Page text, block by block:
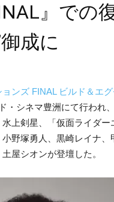
』での
成に
ンズ FINAL ビルド＆エ
・シネマ豊洲にて行われ
上剣星、「仮面ライダー
野塚勇人、黒崎レイナ
屋シオンが登壇した。